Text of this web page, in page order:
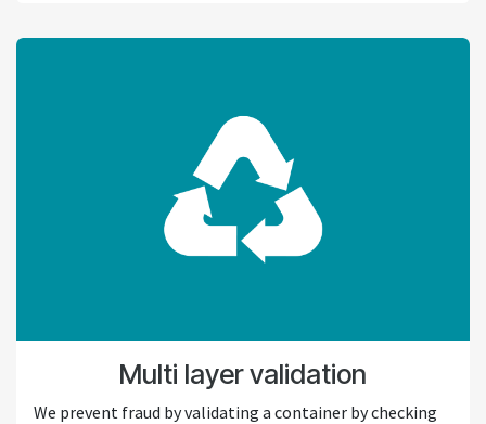
Multi layer validation
We prevent fraud by validating a container by checking